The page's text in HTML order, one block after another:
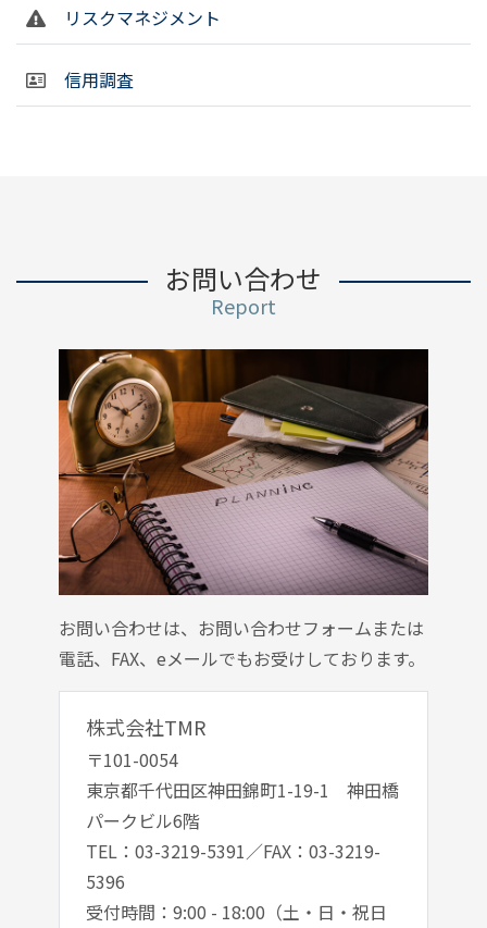
リスクマネジメント
信用調査
お問い合わせ
Report
お問い合わせは、お問い合わせフォームまたは
電話、FAX、eメールでもお受けしております。
株式会社TMR
〒101-0054
東京都千代田区神田錦町1-19-1 神田橋
パークビル6階
TEL：03-3219-5391／FAX：03-3219-
5396
受付時間：9:00 - 18:00（土・日・祝日